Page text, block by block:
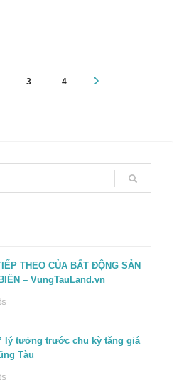
3 4
THEO CỦA BẤT ĐỘNG SẢN
– VungTauLand.vn
lý tưởng trước chu kỳ tăng giá
Tàu